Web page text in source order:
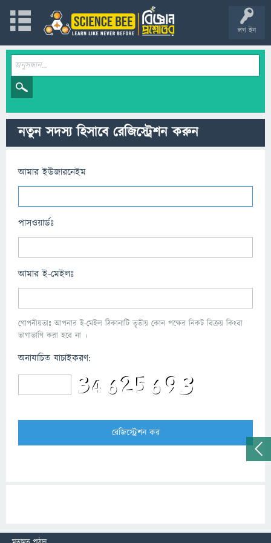
লগ ইন
নতুন সদস্য হিসাবে রেজিস্ট্রেশন করুন
আমার ইউজারনেইম
পাসওয়ার্ডঃ
আমার ই-মেইলঃ
গোপনীয়তাঃ আপনার ই-মেইল ঠিকানাটি তৃতীয় কোন পক্ষের নিকট বিক্রয় কিংবা
ভাগাভাগি করা হবে না ।
অনাযাচিত যাচাইকরণ: